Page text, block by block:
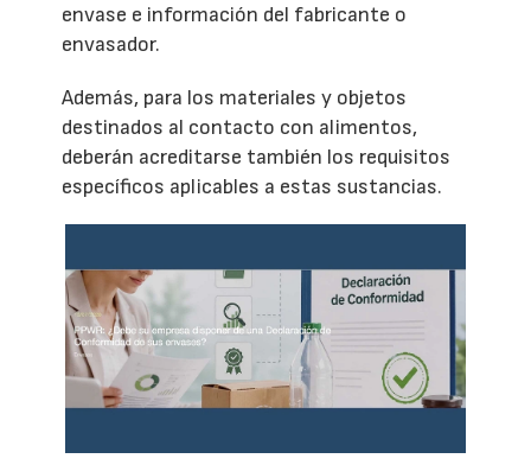
envase e información del fabricante o
envasador.
Además, para los materiales y objetos
destinados al contacto con alimentos,
deberán acreditarse también los requisitos
específicos aplicables a estas sustancias.